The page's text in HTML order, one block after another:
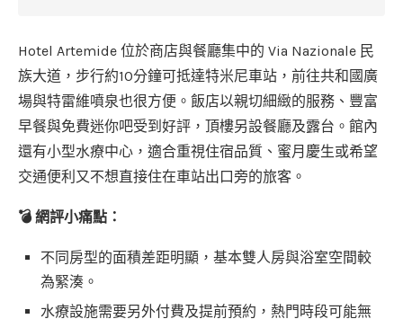
Hotel Artemide 位於商店與餐廳集中的 Via Nazionale 民
族大道，步行約10分鐘可抵達特米尼車站，前往共和國廣
場與特雷維噴泉也很方便。飯店以親切細緻的服務、豐富
早餐與免費迷你吧受到好評，頂樓另設餐廳及露台。館內
還有小型水療中心，適合重視住宿品質、蜜月慶生或希望
交通便利又不想直接住在車站出口旁的旅客。
💣 網評小痛點：
不同房型的面積差距明顯，基本雙人房與浴室空間較
為緊湊。
水療設施需要另外付費及提前預約，熱門時段可能無